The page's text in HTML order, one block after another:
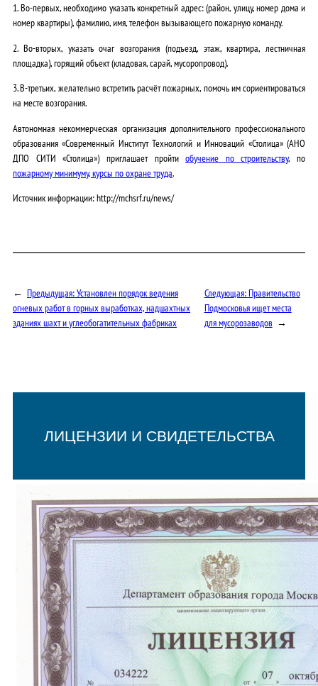
1. Во-первых, необходимо указать конкретный адрес: (район, улицу, номер дома и
номер квартиры), фамилию, имя, телефон вызывающего пожарную команду.
2. Во-вторых, указать очаг возгорания (подъезд, этаж, квартира, лестничная
площадка), горящий объект (кладовая, сарай, мусоропровод).
3. В-третьих, желательно встретить расчёт пожарных, помочь им сориентироваться
на месте возгорания.
Автономная некоммерческая организация дополнительного профессионального
образования «Современный Институт Технологий и Инноваций «Столица» (АНО
ДПО СИТИ «Столица») приглашает пройтиобучение по строительству, по
пожарному минимуму,курсы по охране труда.
Источник информации: http://mchsrf.ru/news/
← Предыдущая:Установлен порядок ведения
огневых работ в горных выработках, надшахтных
зданиях шахт и углеобогатительных фабриках
Следующая:Правительство
Подмосковья ищет места
для мусорозаводов →
ЛИЦЕНЗИИ И СВИДЕТЕЛЬСТВА